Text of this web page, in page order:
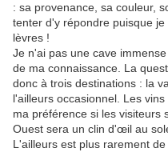
: sa provenance, sa couleur,
tenter d'y répondre puisque
lèvres !
Je n'ai pas une cave
de ma connaissance. La
donc à trois destinations : la
l'ailleurs occasionnel. Les
ma préférence si les visiteurs
Ouest sera un clin d'œil au
L'ailleurs est plus rarement